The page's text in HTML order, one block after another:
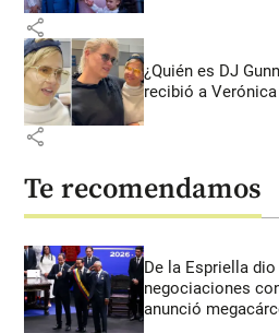
share
¿Quién es DJ
recibió a
share
Te recomendamos
De la Espriella
negociaciones
anunció